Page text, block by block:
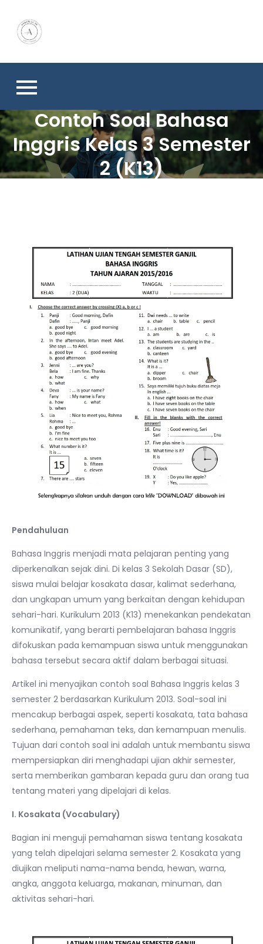
content
Contoh Soal Bahasa
Inggris Kelas 3 Semester
2 (K13)
Pendahuluan
Bahasa Inggris menjadi mata pelajaran penting yang
diperkenalkan sejak dini. Di kelas 3 Sekolah Dasar (SD),
siswa mulai belajar kosakata dasar, kalimat sederhana,
dan ungkapan umum yang berkaitan dengan kehidupan
sehari-hari. Kurikulum 2013 (K13) menekankan pendekatan
komunikatif, yang berarti pembelajaran bahasa Inggris
difokuskan pada kemampuan siswa untuk menggunakan
bahasa tersebut secara aktif dalam berbagai situasi.
Artikel ini menyajikan contoh soal Bahasa Inggris kelas 3
semester 2 berdasarkan Kurikulum 2013. Soal-soal ini
mencakup berbagai aspek, seperti kosakata, tata bahasa
sederhana, pemahaman teks, dan kemampuan menulis.
Tujuan dari contoh soal ini adalah untuk membantu siswa
mempersiapkan diri menghadapi ujian akhir semester,
serta memberikan gambaran kepada guru dan orang tua
tentang materi yang dipelajari di kelas.
I. Kosakata (Vocabulary)
Bagian ini menguji pemahaman siswa tentang kosakata
yang telah dipelajari selama semester 2. Kosakata yang
diujikan meliputi nama-nama benda, hewan, warna,
angka, anggota keluarga, makanan, minuman, dan
aktivitas sehari-hari.